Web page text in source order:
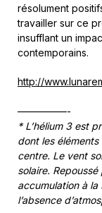
résolument
travailler sur ce
insufflant un
contemporains.
http://
—————-
* L’hélium 3 est
dont les
centre. Le vent
solaire.
accumulation à
l’absence